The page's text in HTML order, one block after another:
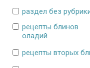
раздел без
рецепты блинов
оладий
рецепты вторых